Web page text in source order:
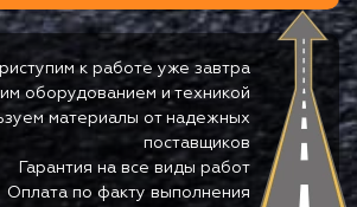
к работе уже завтра
оборудованием и техникой
материалы от надежных
поставщиков
Гарантия на все виды работ
Оплата по факту выполнения